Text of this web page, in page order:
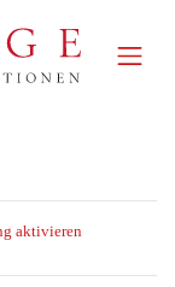
aktivieren